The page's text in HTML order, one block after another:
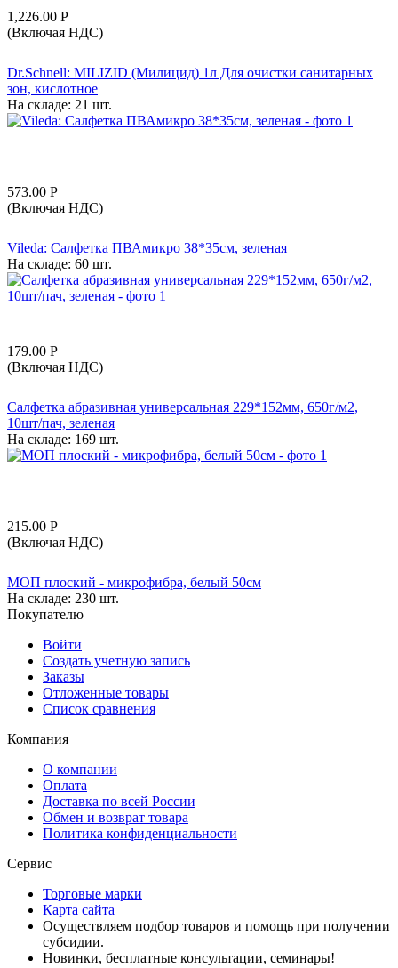
1,226.00 Р
(Включая НДС)
Dr.Schnell: MILIZID (Милицид) 1л Для очистки санитарных
зон, кислотное
На складе: 21 шт.
573.00 Р
(Включая НДС)
Vileda: Салфетка ПВАмикро 38*35см, зеленая
На складе: 60 шт.
179.00 Р
(Включая НДС)
Салфетка абразивная универсальная 229*152мм, 650г/м2,
10шт/пач, зеленая
На складе: 169 шт.
215.00 Р
(Включая НДС)
МОП плоский - микрофибра, белый 50см
На складе: 230 шт.
Покупателю
Войти
Создать учетную запись
Заказы
Отложенные товары
Список сравнения
Компания
О компании
Оплата
Доставка по всей России
Обмен и возврат товара
Политика конфиденциальности
Сервис
Торговые марки
Карта сайта
Осуществляем подбор товаров и помощь при получении
субсидии.
Новинки, бесплатные консультации, семинары!